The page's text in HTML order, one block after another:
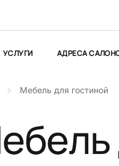
УСЛУГИ АДРЕСА
Мебель для гостиной